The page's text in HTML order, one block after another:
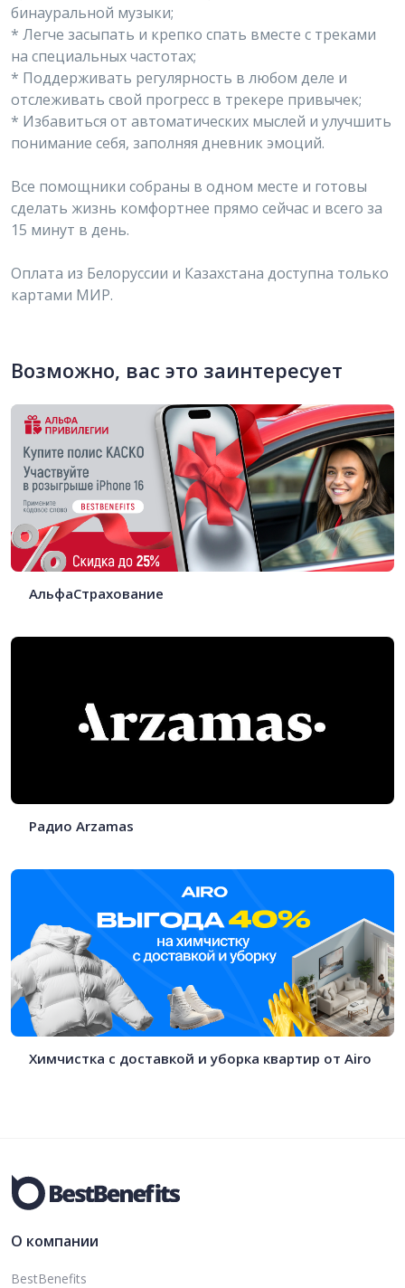
бинауральной музыки;
* Легче засыпать и крепко спать вместе с треками
на специальных частотах;
* Поддерживать регулярность в любом деле и
отслеживать свой прогресс в трекере привычек;
* Избавиться от автоматических мыслей и улучшить
понимание себя, заполняя дневник эмоций.
Все помощники собраны в одном месте и готовы
сделать жизнь комфортнее прямо сейчас и всего за
15 минут в день.
Оплата из Белоруссии и Казахстана доступна только
картами МИР.
Возможно, вас это заинтересует
АльфаСтрахование
Радио Arzamas
Химчистка с доставкой и уборка квартир от Airo
О компании
BestBenefits